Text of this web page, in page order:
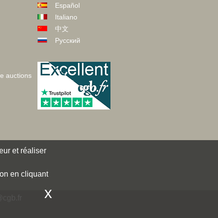
auctions
Español
Italiano
中文
Русский
et réaliser
en cliquant
x